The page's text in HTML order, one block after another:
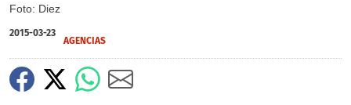
Foto: Diez
2015-03-23
AGENCIAS